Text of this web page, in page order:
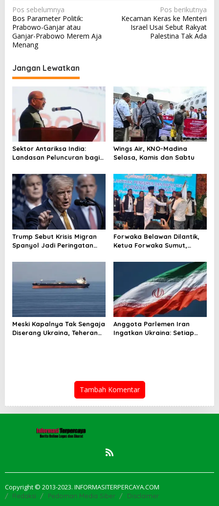
N
a
v
i
g
a
s
i
p
o
s
Pos sebelumnya
Bos Parameter Politik:
Prabowo-Ganjar atau
Ganjar-Prabowo Merem Aja
Menang
Pos berikutnya
Kecaman Keras ke Menteri
Israel Usai Sebut Rakyat
Palestina Tak Ada
Jangan Lewatkan
Sektor Antariksa India:
Landasan Peluncuran bagi
Wings Air, KNO-Madina
Selasa, Kamis dan Sabtu
Trump Sebut Krisis Migran
Spanyol Jadi Peringatan
Forwaka Belawan Dilantik,
Ketua Forwaka Sumut,
Profesionalisme Wartawan
di Wilayah Hukum Kejari
Meski Kapalnya Tak Sengaja
Diserang Ukraina, Teheran
Anggota Parlemen Iran
Ingatkan Ukraina: Setiap
Tambah Komentar
Copyright © 2013-2023. INFORMASITERPERCAYA.COM
Redaksi Pedoman Media Siber Disclaimer